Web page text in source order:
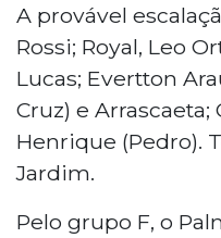
A provável
Rossi; Royal, Leo
Lucas; Evertton
Cruz) e Arrascaeta;
Henrique (Pedro).
Jardim.
Pelo grupo F, o